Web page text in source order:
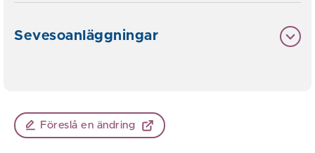
Sevesoanläggningar
Föreslå en ändring